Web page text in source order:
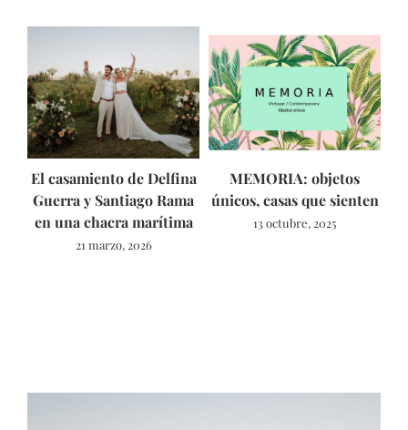
El casamiento de Delfina
Guerra y Santiago Rama
en una chacra marítima
21 marzo, 2026
MEMORIA: objetos
únicos, casas que sienten
13 octubre, 2025